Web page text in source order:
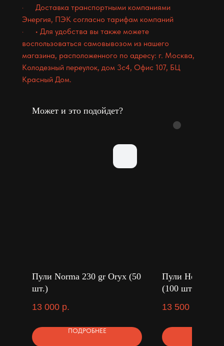
· Доставка транспортными компаниями
Энергия, ПЭК согласно тарифам компаний
· • Для удобства вы также можете
воспользоваться самовывозом из нашего
магазина, расположенного по адресу: г. Москва,
Колодезный переулок, дом 3с4, Офис 107, БЦ
Красный Дом.
Может и это подойдет?
Пули Norma 230 gr Oryx (50
шт.)
13 000 р.
ПОДРОБНЕЕ
Пули Hornady
(100 шт.)
13 500